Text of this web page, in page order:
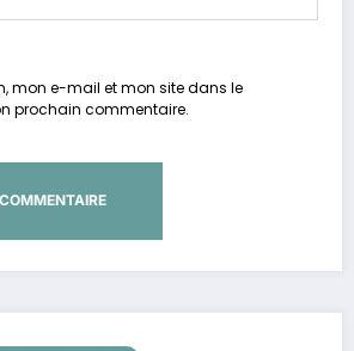
mon e-mail et mon site dans le
prochain commentaire.